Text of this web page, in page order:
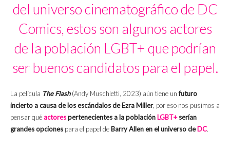
del universo cinematográfico de DC
Comics, estos son algunos actores
de la población LGBT+ que podrían
ser buenos candidatos para el papel.
La película The Flash (Andy Muschietti, 2023) aún tiene unfuturo
incierto a causa de los escándalos de Ezra Miller, por eso nos pusimos a
pensar qué actorespertenecientes a la población LGBT+serían
grandes opciones para el papel de Barry Allen en el universo deDC.